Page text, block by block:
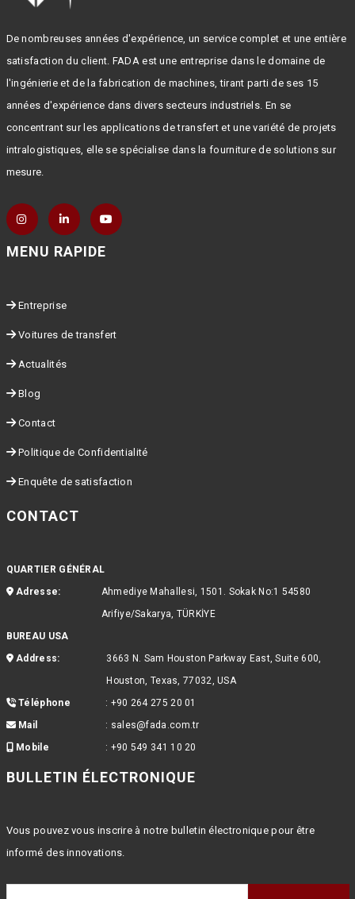
De nombreuses années d'expérience, un service complet et une entière
satisfaction du client. FADA est une entreprise dans le domaine de
l'ingénierie et de la fabrication de machines, tirant parti de ses 15
années d'expérience dans divers secteurs industriels. En se
concentrant sur les applications de transfert et une variété de projets
intralogistiques, elle se spécialise dans la fourniture de solutions sur
mesure.
MENU RAPIDE
Entreprise
Voitures de transfert
Actualités
Blog
Contact
Politique de Confidentialité
Enquête de satisfaction
CONTACT
QUARTIER GÉNÉRAL
Adresse:
Ahmediye Mahallesi, 1501. Sokak No:1 54580
Arifiye/Sakarya, TÜRKİYE
BUREAU USA
Address:
3663 N. Sam Houston Parkway East, Suite 600,
Houston, Texas, 77032, USA
Téléphone
: +90 264 275 20 01
Mail
: sales@fada.com.tr
Mobile
: +90 549 341 10 20
BULLETIN ÉLECTRONIQUE
Vous pouvez vous inscrire à notre bulletin électronique pour être
informé des innovations.